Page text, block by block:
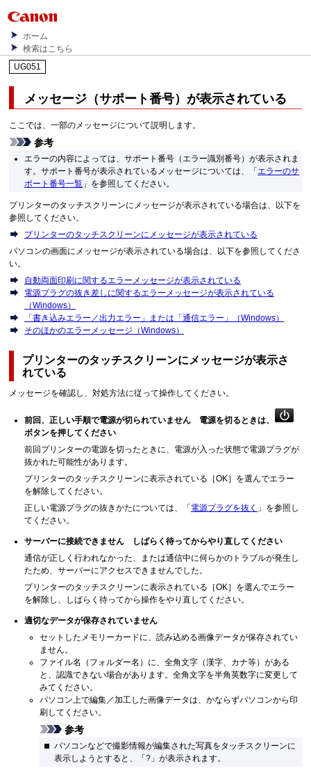
ホーム
検索はこちら
UG051
メッセージ（サポート番号）が表示されている
ここでは、一部のメッセージについて説明します。
参考
エラーの内容によっては、サポート番号（エラー識別番号）が表示されま
す。サポート番号が表示されているメッセージについては、「エラーのサ
ポート番号一覧 」を参照してください。
プリンターのタッチスクリーンにメッセージが表示されている場合は、以下を
参照してください。
プリンターのタッチスクリーンにメッセージが表示されている
パソコンの画面にメッセージが表示されている場合は、以下を参照してくださ
い。
自動両面印刷に関するエラーメッセージが表示されている
電源プラグの抜き差しに関するエラーメッセージが表示されている
（Windows）
「書き込みエラー／出力エラー」または「通信エラー」（Windows）
そのほかのエラーメッセージ（Windows）
プリンターのタッチスクリーンにメッセージが表示さ
れている
メッセージを確認し、対処方法に従って操作してください。
前回、正しい手順で電源が切られていません 電源を切るときは、
ボタンを押してください
前回プリンターの電源を切ったときに、電源が入った状態で電源プラグが
抜かれた可能性があります。
プリンターのタッチスクリーンに表示されている［OK ］を選んでエラー
を解除してください。
正しい電源プラグの抜きかたについては、「電源プラグを抜く 」を参照し
てください。
サーバーに接続できません しばらく待ってからやり直してください
通信が正しく行われなかった、または通信中に何らかのトラブルが発生し
たため、サーバーにアクセスできませんでした。
プリンターのタッチスクリーンに表示されている［OK ］を選んでエラー
を解除し、しばらく待ってから操作をやり直してください。
適切なデータが保存されていません
セットしたメモリーカードに、読み込める画像データが保存されてい
ません。
ファイル名（フォルダー名）に、全角文字（漢字、カナ等）がある
と、認識できない場合があります。 全角文字を半角英数字に変更して
みてください。
パソコン上で編集／加工した画像データは、かならずパソコンから印
刷してください。
参考
パソコンなどで撮影情報が編集された写真をタッチスクリーンに
表示しようとすると、「?」が表示されます。